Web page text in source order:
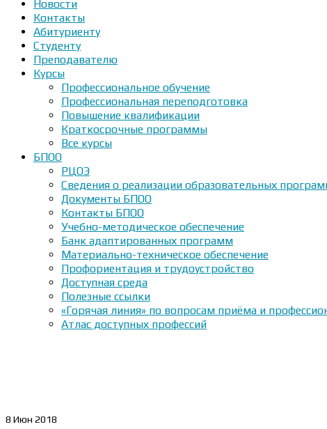
Новости
Контакты
Абитуриенту
Студенту
Преподавателю
Курсы
Профессиональное обучение
Профессиональная переподготовка
Повышение квалификации
Краткосрочные программы
Все курсы
БПОО
РЦОЭ
Сведения о реализации образовательных
Документы БПОО
Контакты БПОО
Учебно-методическое обеспечение
Банк адаптированных программ
Материально-техническое обеспечение
Профориентация и трудоустройство
Доступная среда
Полезные ссылки
«Горячая линия» по вопросам приёма и
Атлас доступных профессий
8 Июн 2018